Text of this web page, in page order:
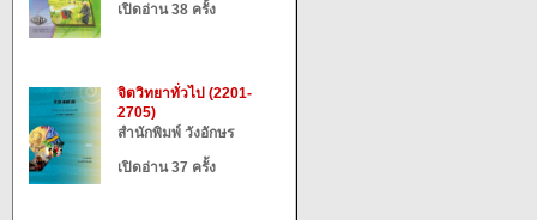
เปิดอ่าน 38 ครั้ง
จิตวิทยาทั่วไป (2201-
2705)
สำนักพิมพ์ วังอักษร
เปิดอ่าน 37 ครั้ง